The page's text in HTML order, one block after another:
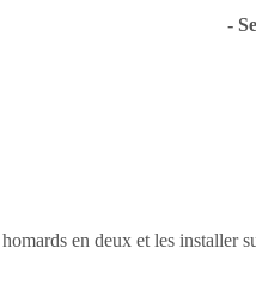
-
en deux et les installer